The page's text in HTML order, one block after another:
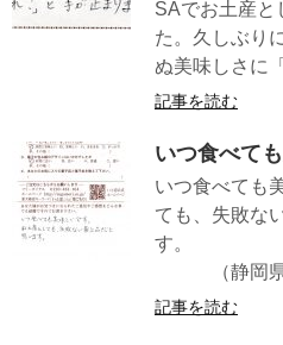
SAでお土産と
た。久しぶり
ぬ美味しさに
記事を読む
いつ食べて
いつ食べても
ても、失敗な
（静岡県
記事を読む